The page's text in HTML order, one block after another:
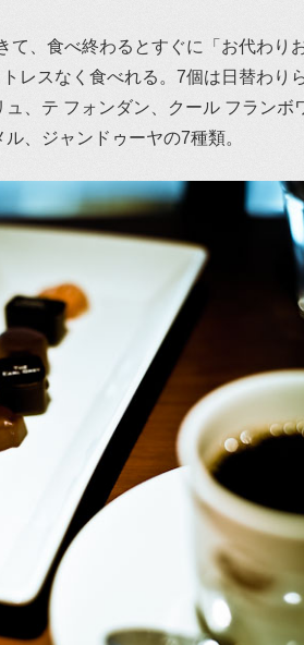
て、食べ終わるとすぐに「お代わり
レスなく食べれる。7個は日替わり
ュ、テ フォンダン、クール フランボ
、ジャンドゥーヤの7種類。